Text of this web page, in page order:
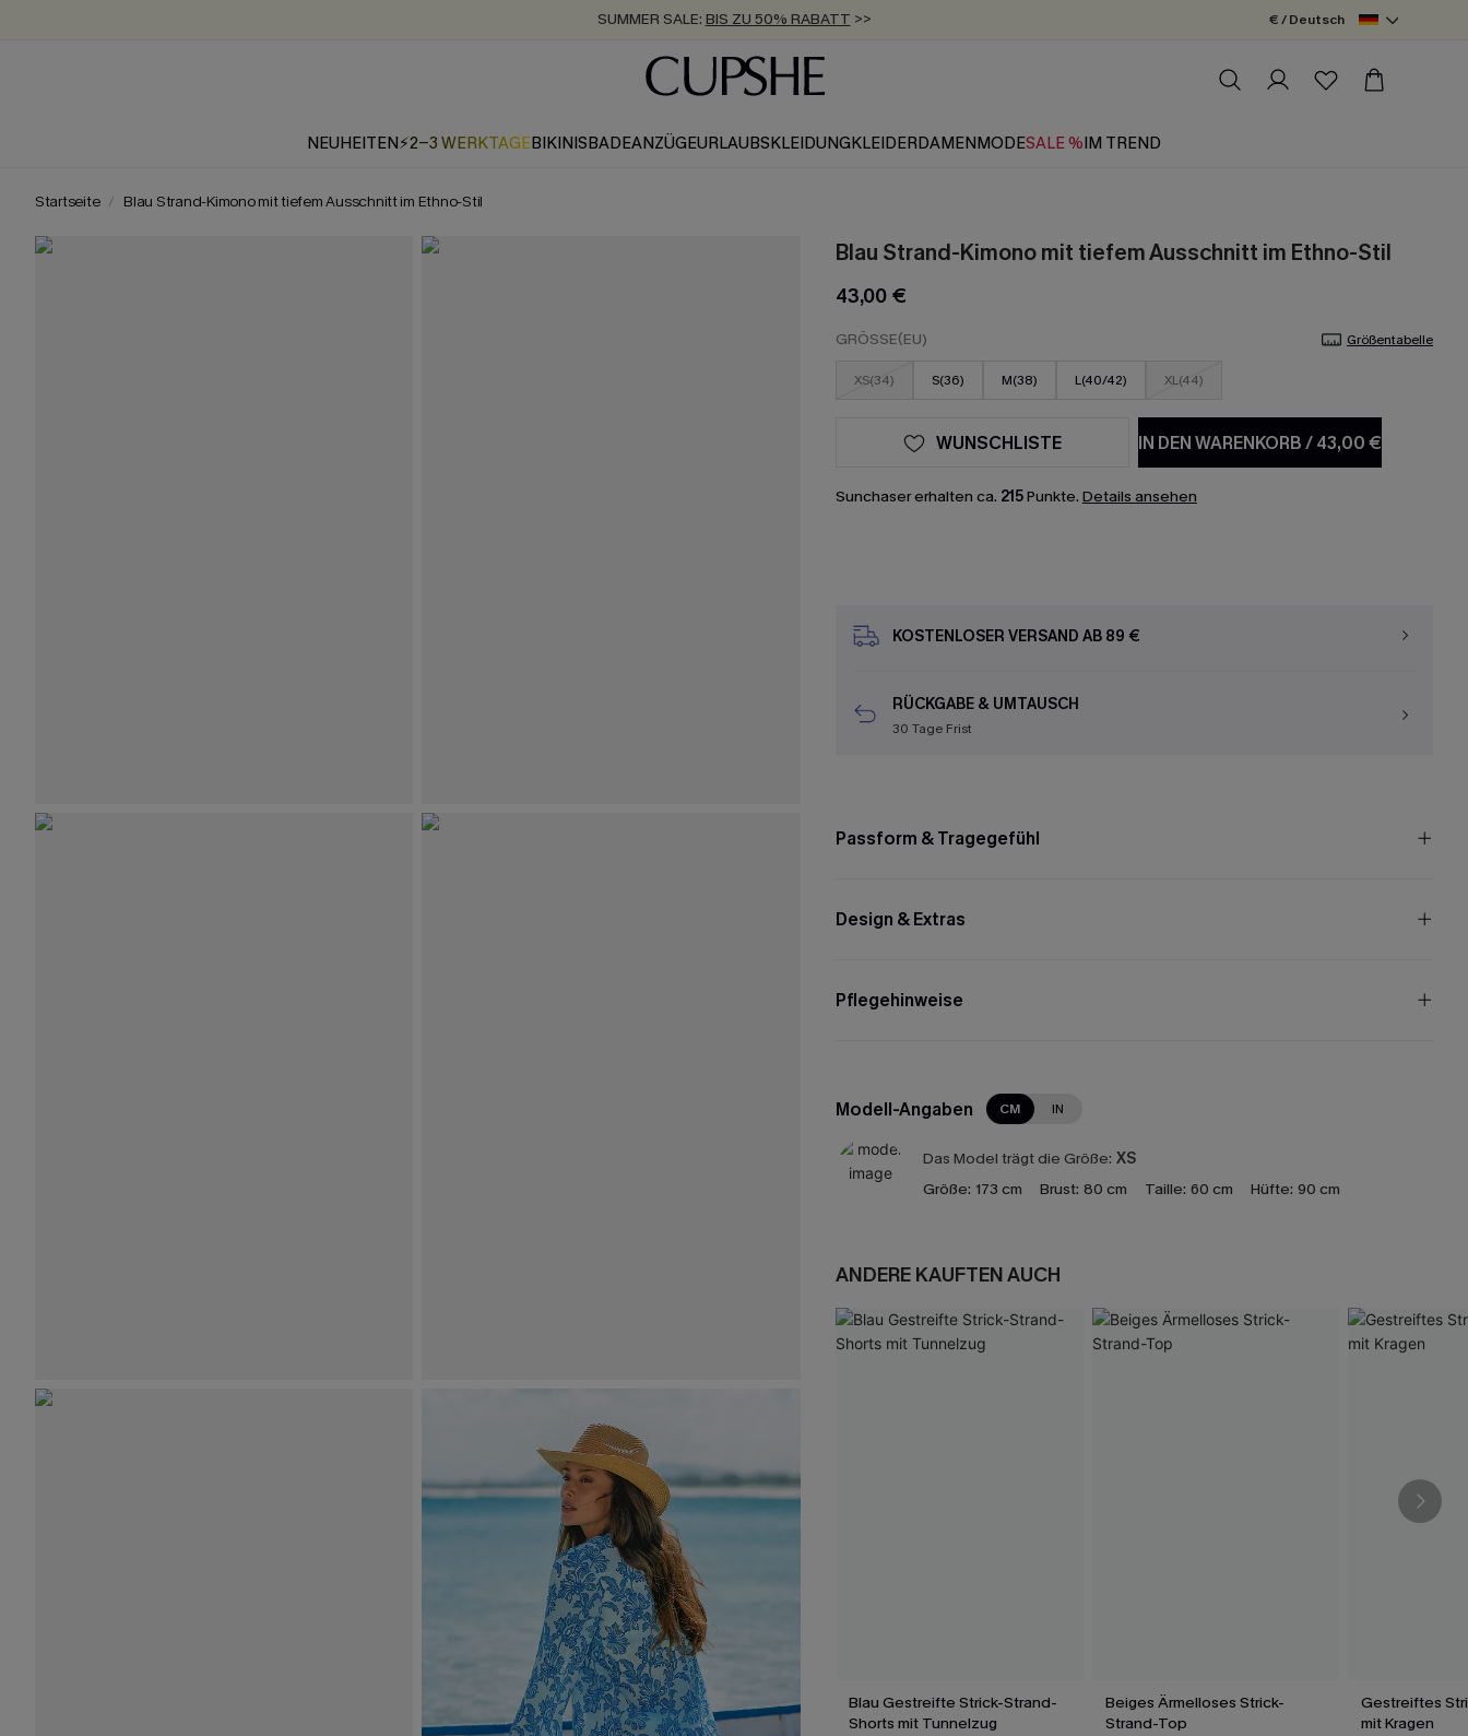
SUMMER SALE: BIS ZU 50% RABATT >>
ZUM NEWSLETTER:BIS ZU -20% EXTRA ERHALTEN
KOSTENLOSER VERSAND AB 89 €
€ / Deutsch
NEUHEITEN⚡2-3 WERKTAGEBIKINISBADEANZÜGEURLAUBSKLEIDUNGKLEIDERDAMENMODESALE %IM TREND
Startseite Blau Strand-Kimono mit tiefem Ausschnitt im Ethno-Stil
Blau Strand-Kimono mit tiefem Ausschnitt im Ethno-Stil
43,00 €
GRÖSSE(EU) Größentabelle
XS(34) S(36) M(38) L(40/42) XL(44)
IN DEN WARENKORB/43,00 €
WUNSCHLISTE
Sunchaser erhalten ca. 215Punkte. Details ansehen
KOSTENLOSER VERSAND AB 89 €
RÜCKGABE & UMTAUSCH
30 Tage Frist
Passform & Tragegefühl
Design & Extras
Pflegehinweise
Modell-Angaben CM IN
Das Model trägt die Größe: XS
Größe: 173 cm Brust: 80 cm Taille: 60 cm Hüfte: 90 cm
ANDERE KAUFTEN AUCH
Blau Gestreifte Strick-Strand-
Shorts mit Tunnelzug
Beiges Ärmelloses Strick-
Strand-Top
Gestreiftes
mit Kragen